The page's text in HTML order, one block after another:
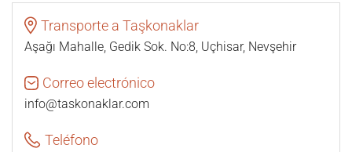
Transporte a Taşkonaklar
Aşağı Mahalle, Gedik Sok. No:8, Uçhisar, Nevşehir
Correo electrónico
info@taskonaklar.com
Teléfono